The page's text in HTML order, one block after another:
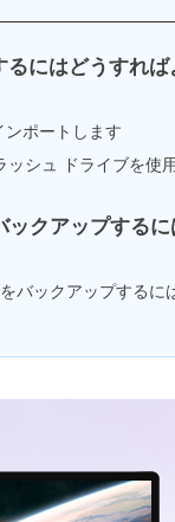
にはどうすれ
ポートします
シュ ドライブを使
クアップする
バックアップするに